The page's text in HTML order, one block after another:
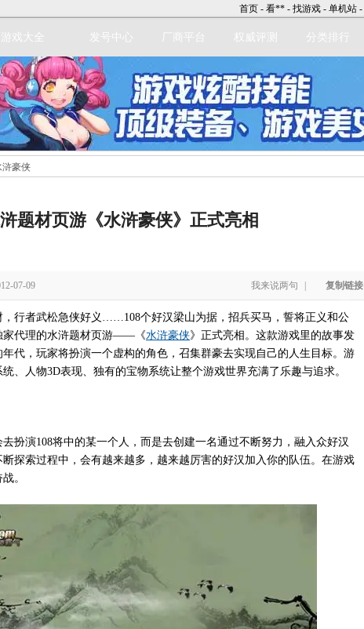
首页 - 看** - 找游戏 - 单机站 -
游戏大全 发号中心 厂商平台 权威评测 分类排行
浒豪侠
题材页游《水浒豪侠》正式亮相
07-09 我来说两句 复制链接
者武松急侠好义……108个好汉梁山为据，招兵买马，誓将正义和公
家代理的水浒题材页游——《水浒豪侠》正式亮相。这款游戏里的故事发
代，玩家将扮演一个虚构的角色，召集群豪去实现自己的人生目标。游
、人物3D表现、独有的宝物系统让整个游戏世界充满了乐趣与追求。
演108将中的某一个人，而是去创建一名通过不断努力，融入众好汉
探索过程中，会有越来越多，越来越厉害的好汉加入你的队伍。在游戏
。
立即注册